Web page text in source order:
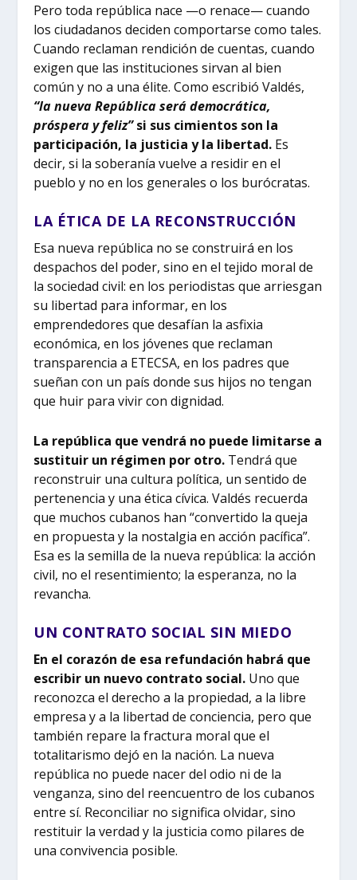
Pero toda república nace —o renace— cuando
los ciudadanos deciden comportarse como tales.
Cuando reclaman rendición de cuentas, cuando
exigen que las instituciones sirvan al bien
común y no a una élite. Como escribió Valdés,
“la nueva República será democrática,
próspera y feliz”si sus cimientos son la
participación, la justicia y la libertad. Es
decir, si la soberanía vuelve a residir en el
pueblo y no en los generales o los burócratas.
LA ÉTICA DE LA RECONSTRUCCIÓN
Esa nueva república no se construirá en los
despachos del poder, sino en el tejido moral de
la sociedad civil: en los periodistas que arriesgan
su libertad para informar, en los
emprendedores que desafían la asfixia
económica, en los jóvenes que reclaman
transparencia a ETECSA, en los padres que
sueñan con un país donde sus hijos no tengan
que huir para vivir con dignidad.
La república que vendrá no puede limitarse a
sustituir un régimen por otro. Tendrá que
reconstruir una cultura política, un sentido de
pertenencia y una ética cívica. Valdés recuerda
que muchos cubanos han “convertido la queja
en propuesta y la nostalgia en acción pacífica”.
Esa es la semilla de la nueva república: la acción
civil, no el resentimiento; la esperanza, no la
revancha.
UN CONTRATO SOCIAL SIN MIEDO
En el corazón de esa refundación habrá que
escribir un nuevo contrato social. Uno que
reconozca el derecho a la propiedad, a la libre
empresa y a la libertad de conciencia, pero que
también repare la fractura moral que el
totalitarismo dejó en la nación. La nueva
república no puede nacer del odio ni de la
venganza, sino del reencuentro de los cubanos
entre sí. Reconciliar no significa olvidar, sino
restituir la verdad y la justicia como pilares de
una convivencia posible.